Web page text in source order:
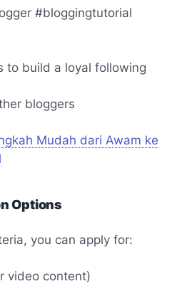
#bloggingtutorial
to build a loyal following
bloggers
Mudah dari Awam ke
Options
you can apply for:
video content)